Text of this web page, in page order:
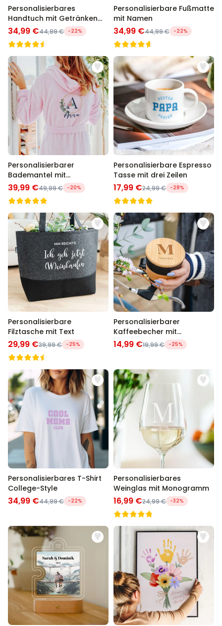
Personalisierbares
Handtuch mit Getränken
und Spruch
34,99 €44,99 € -22%
Personalisierbare Fußmatte
mit Namen
34,99 €44,99 € -22%
Personalisierbarer
Bademantel mit
Monogramm im
Blumenmuster
39,99 €49,99 € -20%
Personalisierbare Espresso
Tasse mit drei Zeilen
17,99 €24,99 € -28%
Personalisierbare
Filztasche mit Text
29,99 €39,99 € -25%
Personalisierbarer
Kaffeebecher mit
Monogramm
14,99 €19,99 € -25%
Personalisierbares T-Shirt
College-Style
34,99 €44,99 € -22%
Personalisierbares
Weinglas mit Monogramm
16,99 €24,99 € -32%